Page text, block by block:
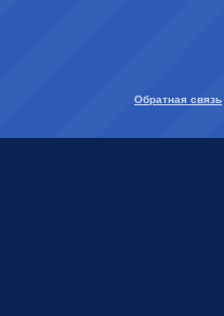
Обратная связь